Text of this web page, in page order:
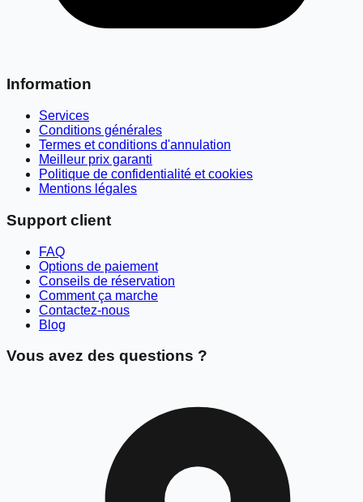
Information
Services
Conditions générales
Termes et conditions d'annulation
Meilleur prix garanti
Politique de confidentialité et cookies
Mentions légales
Support client
FAQ
Options de paiement
Conseils de réservation
Comment ça marche
Contactez-nous
Blog
Vous avez des questions ?